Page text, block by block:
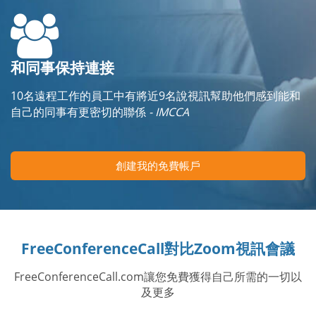
和同事保持連接
10名遠程工作的員工中有將近9名說視訊幫助他們感到能和
自己的同事有更密切的聯係 - IMCCA
創建我的免費帳戶
FreeConferenceCall對比Zoom視訊會議
FreeConferenceCall.com讓您免費獲得自己所需的一切以
及更多